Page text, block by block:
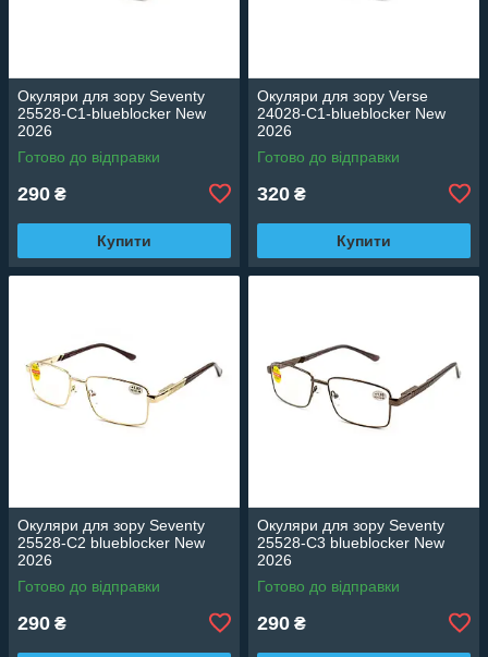
Окуляри для зору Seventy
25528-C1-blueblocker New
2026
Готово до відправки
290 ₴
Купити
Окуляри для зору Verse
24028-C1-blueblocker New
2026
Готово до відправки
320 ₴
Купити
Окуляри для зору Seventy
25528-C2 blueblocker New
2026
Готово до відправки
290 ₴
Окуляри для зору Seventy
25528-C3 blueblocker New
2026
Готово до відправки
290 ₴